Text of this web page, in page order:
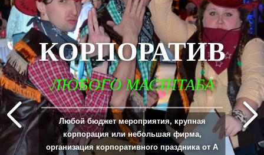
КОРПОРАТИВ
ЛЮБОГО МАСШТАБА
_____________________________________________________________________________
Любой бюджет мероприятия, крупная
корпорация или небольшая фирма,
организация корпоративного праздника от А